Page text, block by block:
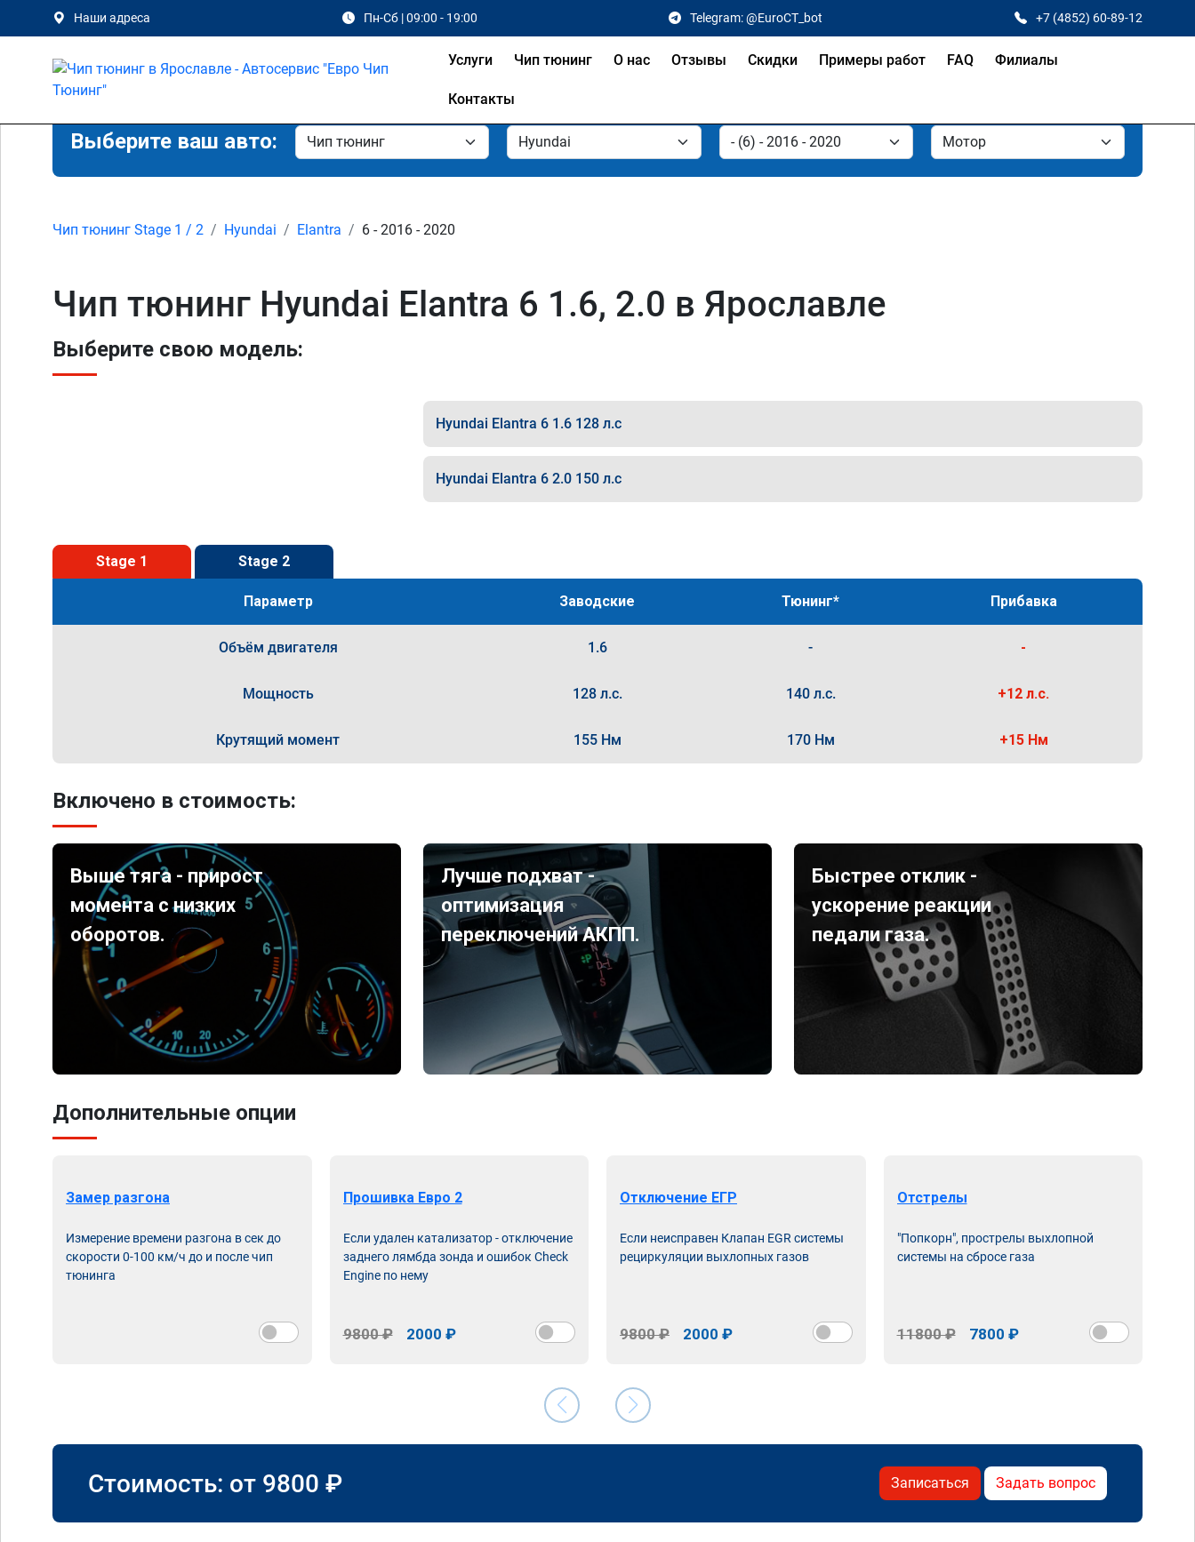
Наши адреса Пн-Сб | 09:00 - 19:00 Telegram: @EuroCT_bot +7 (4852) 60-89-12
Услуги Чип тюнинг О нас Отзывы Скидки Примеры работ FAQ Филиалы
Контакты
Выберите ваш авто:
Чип тюнинг Stage 1 / 2 Hyundai Elantra 6 - 2016 - 2020
Чип тюнинг Hyundai Elantra 6 1.6, 2.0 в Ярославле
Выберите свою модель:
Hyundai Elantra 6 1.6 128 л.с
Hyundai Elantra 6 2.0 150 л.с
Stage 1 Stage 2
Параметр Заводские Тюнинг* Прибавка
Объём двигателя 1.6 - -
Мощность 128 л.с. 140 л.с. +12 л.с.
Крутящий момент 155 Нм 170 Нм +15 Нм
Включено в стоимость:
Выше тяга - прирост
момента с низких
оборотов.
Лучше подхват -
оптимизация
переключений АКПП.
Быстрее отклик -
ускорение реакции
педали газа.
Дополнительные опции
Замер разгона
Измерение времени разгона в сек до
скорости 0-100 км/ч до и после чип
тюнинга
Прошивка Евро 2
Если удален катализатор - отключение
заднего лямбда зонда и ошибок Check
Engine по нему
9800 ₽ 2000 ₽
Отключение ЕГР
Если неисправен Клапан EGR системы
рециркуляции выхлопных газов
9800 ₽ 2000 ₽
Отстрелы
"Попкорн", прострелы выхлопной
системы на сбросе газа
11800 ₽ 7800 ₽
Стоимость: от 9800 ₽ Записаться Задать вопрос